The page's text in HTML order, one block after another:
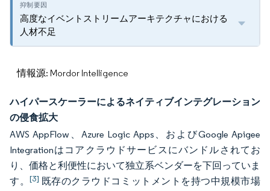
高度なイベントストリームアーキテクチャにおける
人材不足
情報源: Mordor Intelligence
ハイパースケーラーによるネイティブインテグレーション
の侵食拡大
AWS AppFlow、Azure Logic Apps、およびGoogle Apigee
Integrationはコアクラウドサービスにバンドルされてお
り、価格と利便性において独立系ベンダーを下回っていま
す。[3] 既存のクラウドコミットメントを持つ中規模市場